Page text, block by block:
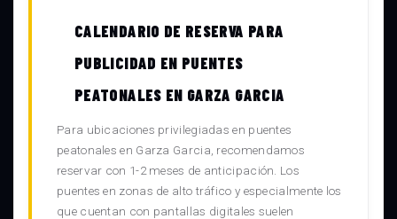
CALENDARIO DE RESERVA PARA
PUBLICIDAD EN PUENTES
PEATONALES EN GARZA GARCIA
Para ubicaciones privilegiadas en puentes
peatonales en Garza Garcia, recomendamos
reservar con 1-2 meses de anticipación. Los
puentes en zonas de alto tráfico y especialmente los
que cuentan con pantallas digitales suelen